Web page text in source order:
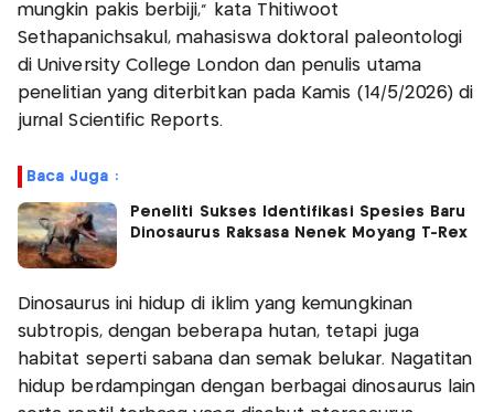
mungkin pakis berbiji," kata Thitiwoot
Sethapanichsakul, mahasiswa doktoral paleontologi
di University College London dan penulis utama
penelitian yang diterbitkan pada Kamis (14/5/2026) di
jurnal Scientific Reports.
Baca Juga :
Peneliti Sukses Identifikasi Spesies Baru
Dinosaurus Raksasa Nenek Moyang T-Rex
Dinosaurus ini hidup di iklim yang kemungkinan
subtropis, dengan beberapa hutan, tetapi juga
habitat seperti sabana dan semak belukar. Nagatitan
hidup berdampingan dengan berbagai dinosaurus lain